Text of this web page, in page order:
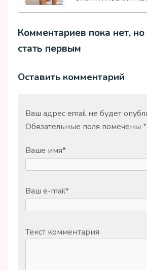
Комментариев пока нет,
стать первым
Оставить комментарий
Ваш адрес email не будет
Обязательные поля помечены *
Ваше имя*
Ваш e-mail*
Текст комментария